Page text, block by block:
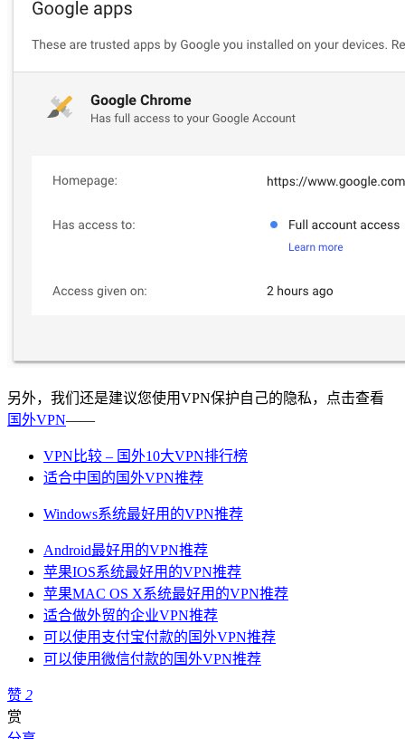
另外，我们还是建议您使用VPN保护自己的隐私，点击查看
国外VPN——
VPN比较 – 国外10大VPN排行榜
适合中国的国外VPN推荐
Windows系统最好用的VPN推荐
Android最好用的VPN推荐
苹果IOS系统最好用的VPN推荐
苹果MAC OS X系统最好用的VPN推荐
适合做外贸的企业VPN推荐
可以使用支付宝付款的国外VPN推荐
可以使用微信付款的国外VPN推荐
赞 2
赏